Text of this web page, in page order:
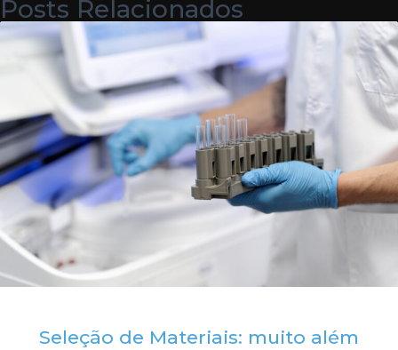
Posts Relacionados
Seleção de Materiais: muito além